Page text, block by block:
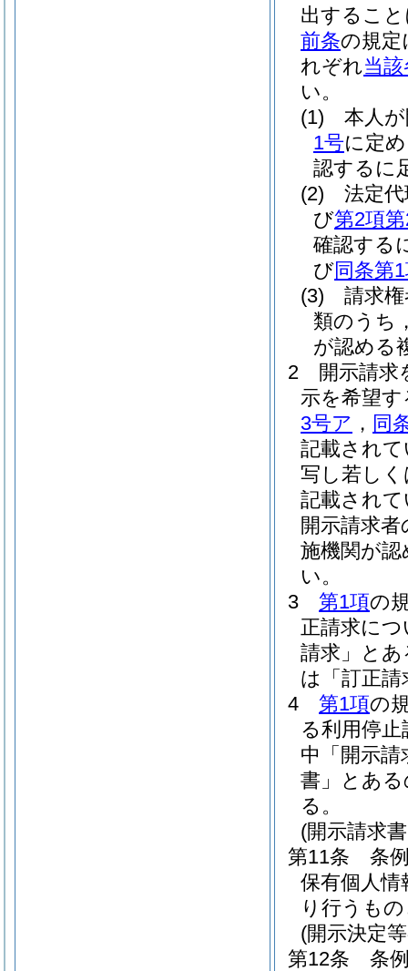
出するこ
前条の規定
れぞれ当
い。
(1)
本人
1号に定
認するに
(2)
法定
び第2項
確認する
び同条第
(3)
請求
類のうち
が認める
2
開示請求
示を希望
3号ア ， 同
記載され
写し若し
記載され
開示請求
施機関が
い。
3
第1項の
正請求に
請求」と
は「訂正
4
第1項の
る利用停
中「開示
書」とあ
る。
(開示請求
第11条
条
保有個人情
り行うも
(開示決定
第12条
条